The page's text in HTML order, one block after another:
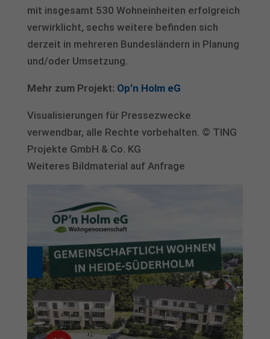
mit insgesamt 530 Wohneinheiten erfolgreich
verwirklicht, sechs weitere befinden sich
derzeit in mehreren Bundesländern in Planung
und/oder Umsetzung.
Mehr zum Projekt: Op’n Holm eG
Visualisierungen für Pressezwecke
verwendbar, alle Rechte vorbehalten. © TING
Projekte GmbH & Co. KG
Weiteres Bildmaterial auf Anfrage